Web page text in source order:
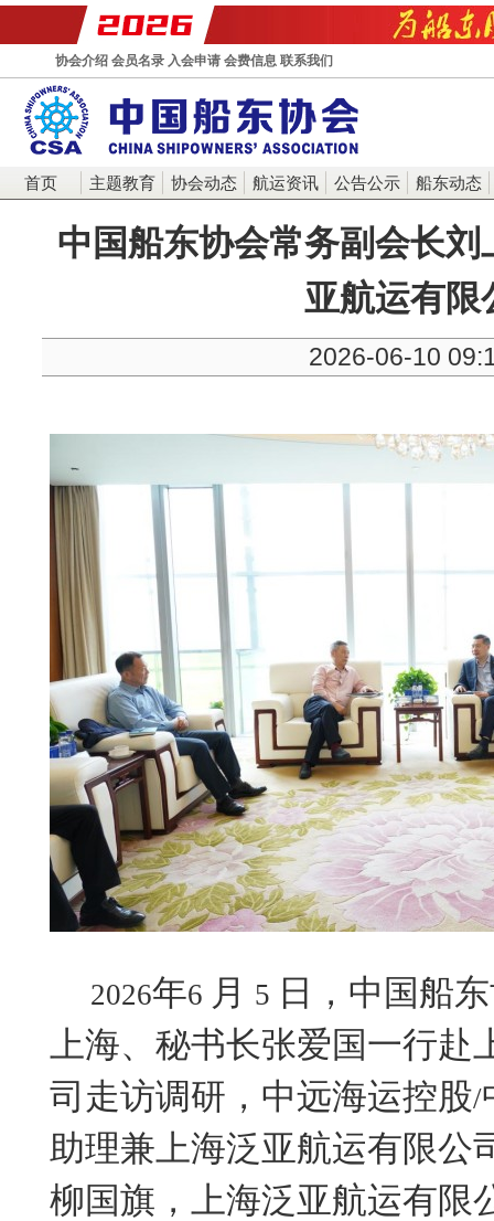
协会介绍 会员名录 入会申请 会费信息 联系我们
首页 主题教育 协会动态 航运资讯 公告公示 船东动态
中国船东协会常务副会长
亚航运有限
2026-06-10
2026年6 月 5 日，中国船
上海、秘书长张爱国一行赴
司走访调研，中远海运控股/
助理兼上海泛亚航运有限公
柳国旗 ，上海泛亚航运有